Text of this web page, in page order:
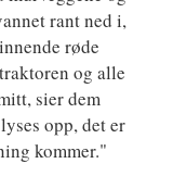
rant ned i,
røde
og alle
sier dem
opp, det er
kommer."